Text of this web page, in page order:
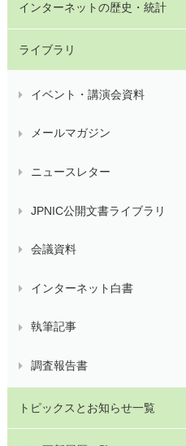
インターネットの歴史・統計
ライブラリ
イベント・講演会資料
メールマガジン
ニュースレター
JPNIC公開文書ライブラリ
会議資料
インターネット白書
執筆記事
調査報告書
トピックスとお知らせ一覧